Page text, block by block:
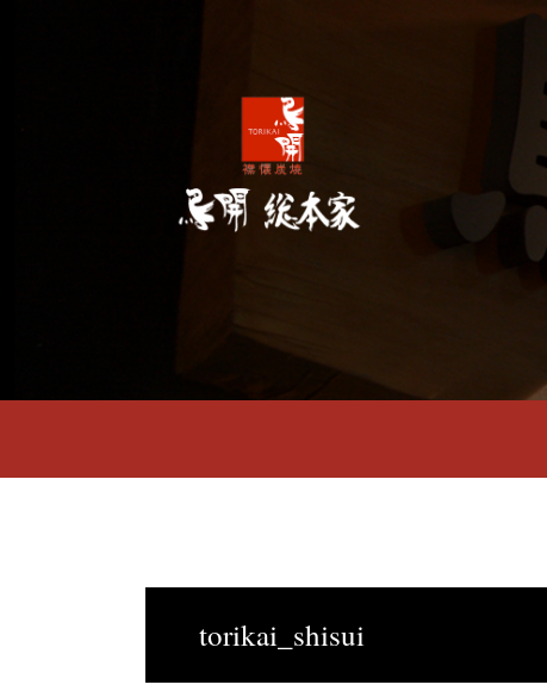
torikai_shisui